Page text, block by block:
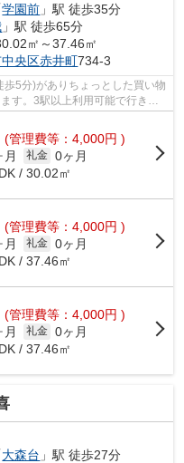
学園前 」駅 徒歩35分
」駅 徒歩65分
㎡～37.46㎡
央区赤井町734-3
5分)がありちょっとした買い物
す。3駅以上利用可能で行き先
(管理費等：4,000円 )
月 礼金 0ヶ月
/ 30.02㎡
(管理費等：4,000円 )
月 礼金 0ヶ月
/ 37.46㎡
(管理費等：4,000円 )
月 礼金 0ヶ月
/ 37.46㎡
大森台 」駅 徒歩27分